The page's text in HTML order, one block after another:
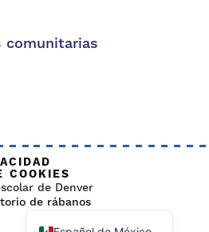
comunitarias
COOKIES
de Denver
de rábanos